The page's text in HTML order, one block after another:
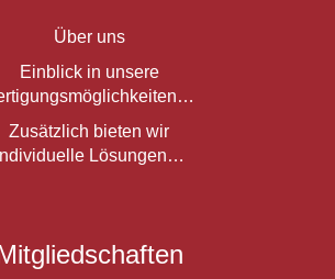
Über uns
Einblick in unsere
Zusätzlich bieten wir
Lösungen…